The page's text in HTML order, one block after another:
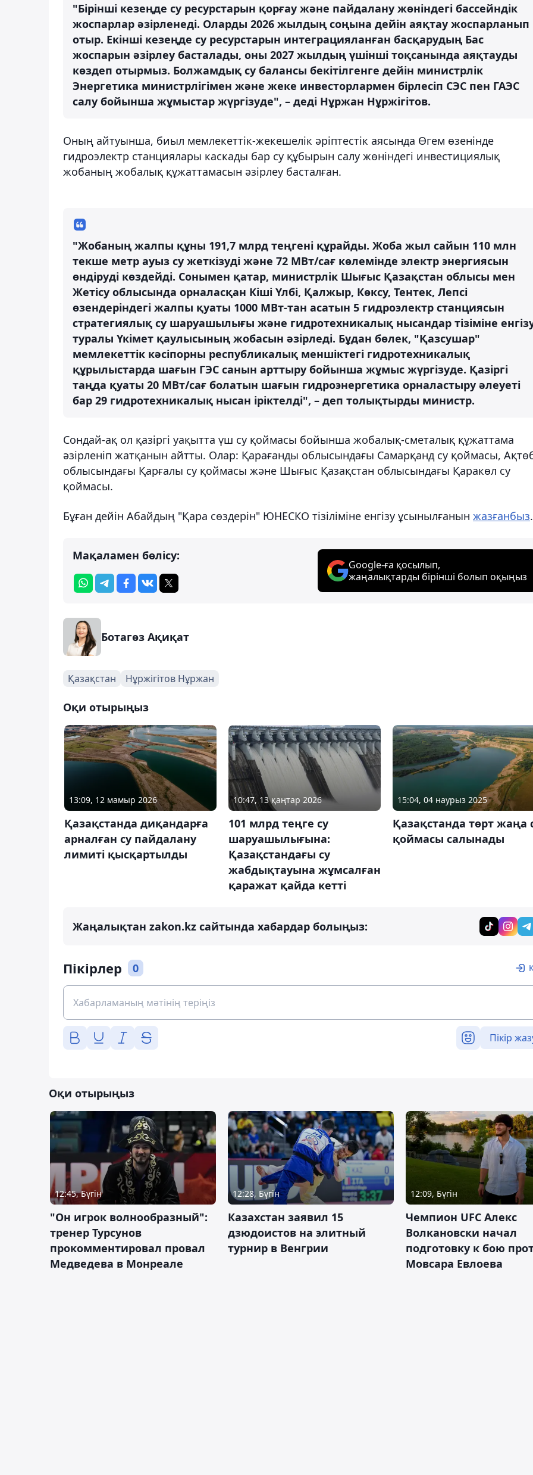
"Бірінші кезеңде су ресурстарын қорғау және пайдалану жөніндегі бассейндік
жоспарлар әзірленеді. Оларды 2026 жылдың соңына дейін аяқтау жоспарланып
отыр. Екінші кезеңде су ресурстарын интеграцияланған басқарудың Бас
жоспарын әзірлеу басталады, оны 2027 жылдың үшінші тоқсанында аяқтауды
көздеп отырмыз. Болжамдық су балансы бекітілгенге дейін министрлік
Энергетика министрлігімен және жеке инвесторлармен бірлесіп СЭС пен ГАЭС
салу бойынша жұмыстар жүргізуде", – деді Нұржан Нұржігітов.
Оның айтуынша, биыл мемлекеттік-жекешелік әріптестік аясында Өгем өзенінде
гидроэлектр станциялары каскады бар су құбырын салу жөніндегі инвестициялық
жобаның жобалық құжаттамасын әзірлеу басталған.
"Жобаның жалпы құны 191,7 млрд теңгені құрайды. Жоба жыл сайын 110 млн
текше метр ауыз су жеткізуді және 72 МВт/сағ көлемінде электр энергиясын
өндіруді көздейді. Сонымен қатар, министрлік Шығыс Қазақстан облысы мен
Жетісу облысында орналасқан Кіші Үлбі, Қалжыр, Көксу, Тентек, Лепсі
өзендеріндегі жалпы қуаты 1000 МВт-тан асатын 5 гидроэлектр станциясын
стратегиялық су шаруашылығы және гидротехникалық нысандар тізіміне
туралы Үкімет қаулысының жобасын әзірледі. Бұдан бөлек, "Қазсушар"
мемлекеттік кәсіпорны республикалық меншіктегі гидротехникалық
құрылыстарда шағын ГЭС санын арттыру бойынша жұмыс жүргізуде. Қазіргі
таңда қуаты 20 МВт/сағ болатын шағын гидроэнергетика орналастыру әлеуеті
бар 29 гидротехникалық нысан іріктелді", – деп толықтырды министр.
Сондай-ақ ол қазіргі уақытта үш су қоймасы бойынша жобалық-сметалық құжаттама
әзірленіп жатқанын айтты. Олар: Қарағанды облысындағы Самарқанд су қоймасы,
облысындағы Қарғалы су қоймасы және Шығыс Қазақстан облысындағы Қаракөл су
қоймасы.
Бұған дейін Абайдың "Қара сөздерін" ЮНЕСКО тізіліміне енгізу ұсынылғанын жазғанбыз.
Мақаламен бөлісу:
Google-ға қосылып,
жаңалықтарды бірінші болып оқыңыз
Ботагөз Ақиқат
Қазақстан Нұржігітов Нұржан
Оқи отырыңыз
13:09, 12 мамыр 2026
Қазақстанда диқандарға
арналған су пайдалану
лимиті қысқартылды
10:47, 13 қаңтар 2026
101 млрд теңге су
шаруашылығына:
Қазақстандағы су
жабдықтауына жұмсалған
қаражат қайда кетті
15:04, 04 наурыз 2025
Қазақстанда төрт жаңа
қоймасы салынады
Жаңалықтан zakon.kz сайтында хабардар болыңыз:
Пікірлер 0
Пікір
Оқи отырыңыз
12:45, Бүгін
"Он игрок волнообразный":
тренер Турсунов
прокомментировал провал
Медведева в Монреале
12:28, Бүгін
Казахстан заявил 15
дзюдоистов на элитный
турнир в Венгрии
12:09, Бүгін
Чемпион UFC Алекс
Волкановски начал
подготовку к бою
Мовсара Евлоева